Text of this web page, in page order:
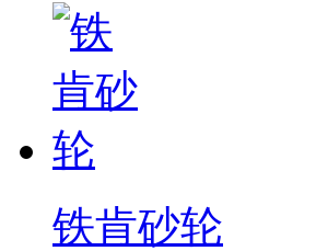
铁肯砂轮